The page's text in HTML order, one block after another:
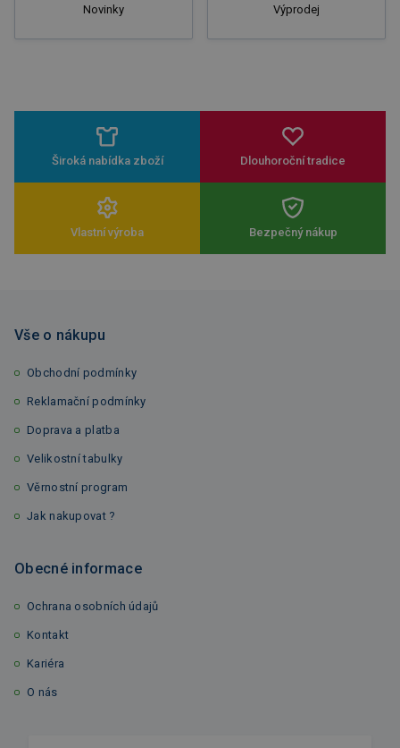
Novinky Výprodej
Široká nabídka zboží Dlouhoroční tradice
Vlastní výroba Bezpečný nákup
Vše o nákupu
Obchodní podmínky
Reklamační podmínky
Doprava a platba
Velikostní tabulky
Věrnostní program
Jak nakupovat ?
Obecné informace
Ochrana osobních údajů
Kontakt
Kariéra
O nás